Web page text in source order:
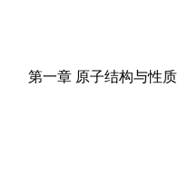
第一章 原子结构与性质